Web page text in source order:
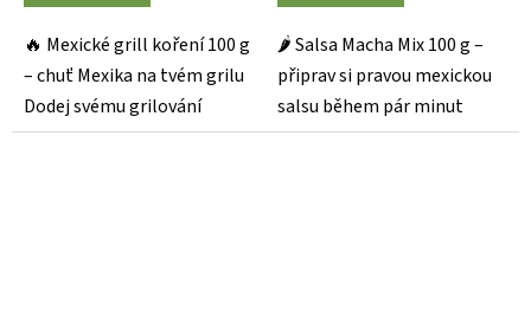
🔥 Mexické grill koření 100 g
– chuť Mexika na tvém grilu
Dodej svému grilování
pořádný říz s...
🌶️ Salsa Macha Mix 100 g –
připrav si pravou mexickou
salsu během pár minut
Objev...